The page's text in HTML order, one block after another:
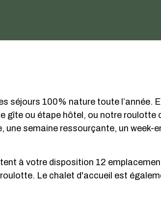
séjours 100% nature toute l’année.
gîte ou étape hôtel, ou notre roulotte
semaine ressourçante, un week-
à votre disposition 12
Le chalet d'accueil est